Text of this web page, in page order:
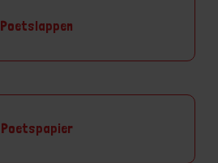
Poetslappen
Poetspapier